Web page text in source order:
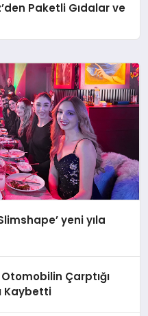
Paketli Gıdalar ve
yeni yıla
Çarptığı
Kaybetti